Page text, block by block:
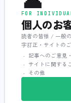
FOR
個人のお
読者の皆様 / 一般
字訂正・サイトの
記事へのご意見
サイトに関する
その他